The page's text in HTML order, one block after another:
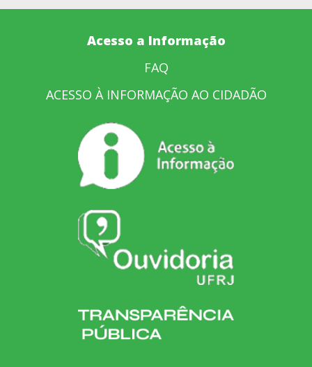
Acesso a Informação
FAQ
ACESSO À INFORMAÇÃO AO CIDADÃO